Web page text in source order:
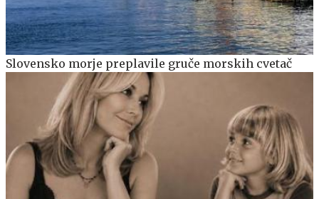
Slovensko morje preplavile gruče morskih cvetač